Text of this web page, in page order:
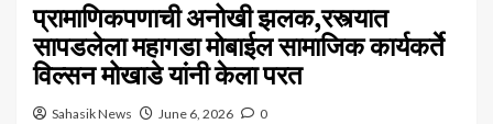
प्रामाणिकपणाची अनोखी झलक,रस्त्यात
सापडलेला महागडा मोबाईल सामाजिक कार्यकर्ते
विल्सन मोखाडे यांनी केला परत
Sahasik News June 6, 2026 0